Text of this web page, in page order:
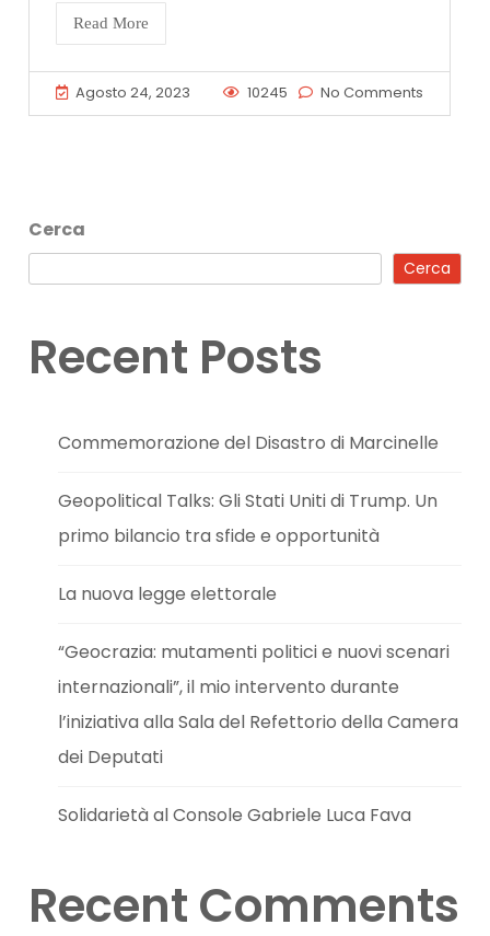
Read More
Agosto 24, 2023 10245 No Comments
Cerca
Cerca
Recent Posts
Commemorazione del Disastro di Marcinelle
Geopolitical Talks: Gli Stati Uniti di Trump. Un
primo bilancio tra sfide e opportunità
La nuova legge elettorale
“Geocrazia: mutamenti politici e nuovi scenari
internazionali”, il mio intervento durante
l’iniziativa alla Sala del Refettorio della Camera
dei Deputati
Solidarietà al Console Gabriele Luca Fava
Recent Comments